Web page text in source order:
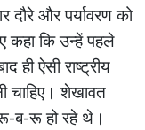
दौरे और पर्यावरण को
कहा कि उन्हें पहले
ही ऐसी राष्ट्रीय
चाहिए। शेखावत
-ब-रू हो रहे थे।